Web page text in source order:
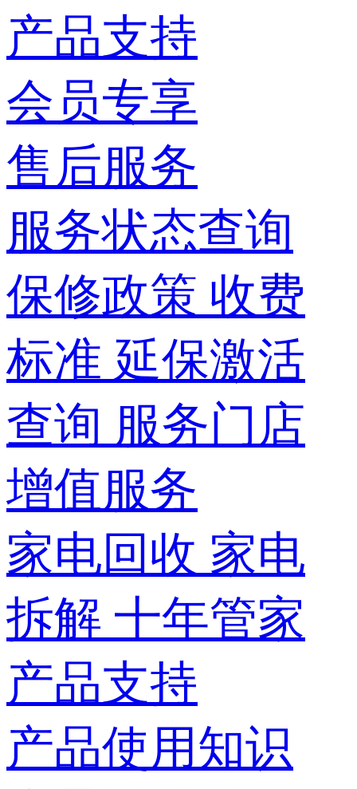
产品支持
会员专享
售后服务
服务状态查询
保修政策 收费
标准 延保激活
查询 服务门店
增值服务
家电回收 家电
拆解 十年管家
产品支持
产品使用知识